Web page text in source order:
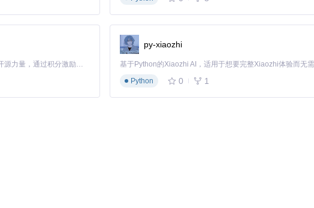
「源启盛夏」暑期校园开发者成长计划旨在激活校园开源力量，通过积分激励、认证扶持、资源倾斜等形式，引导高校组织和开发者完成「入驻 — 建项目 — 做贡献 — 获认证 — 得资源」的完整闭环。无论你是想带领社团入驻平台的组织者，还是希望用代码贡献证明自己的开发者，都能在这里找到属于你的成长路径。
py-xiaozhi
Python
0 1